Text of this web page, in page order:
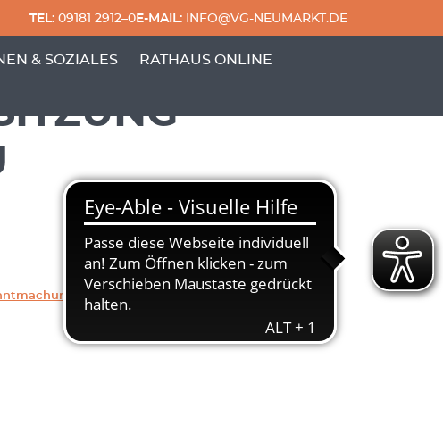
TEL:09181 2912–0E-MAIL:INFO@VG-NEUMARKT.DE
& SOZIALES RATHAUS ONLINE
Herunterladen